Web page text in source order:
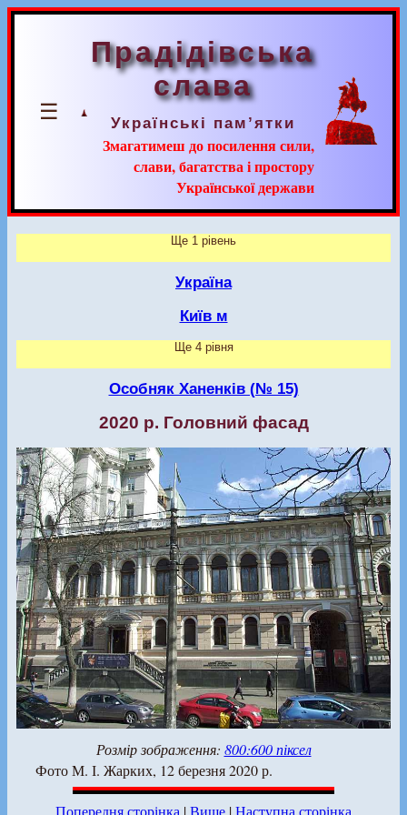
☰
Прадідівська
слава
Українські пам’ятки
Змагатимеш до посилення сили,
слави, багатства і простору
Української держави
Ще 1 рівень
Україна
Київ м
Ще 4 рівня
Особняк Ханенків (№ 15)
2020 р. Головний фасад
Розмір зображення: 800:600 піксел
Фото М. І. Жарких, 12 березня 2020 р.